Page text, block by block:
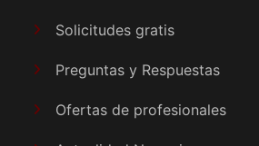
Solicitudes gratis
Preguntas y Respuestas
Ofertas de profesionales